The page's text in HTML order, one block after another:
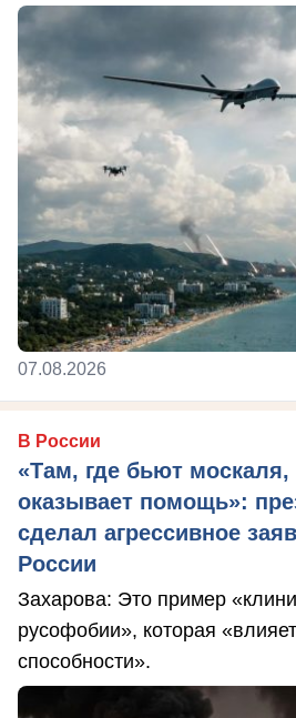
07.08.2026
В России
«Там, где бьют
оказывает помощь»:
сделал агрессивное
России
Захарова: Это пример
русофобии», которая
способности».